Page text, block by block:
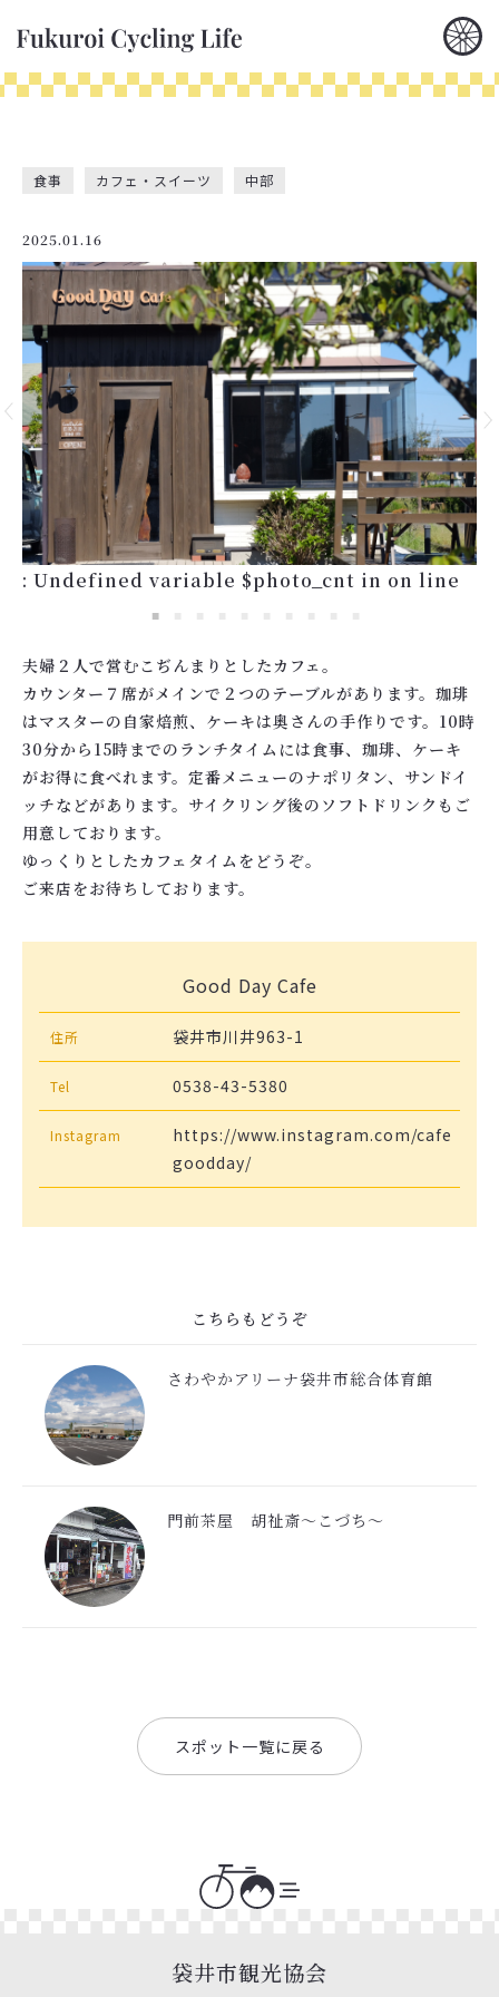
食事 カフェ・スイーツ 中部
2025.01.16
: Undefined variable $photo_cnt in on line
夫婦２人で営むこぢんまりとしたカフェ。
カウンター７席がメインで２つのテーブルがあります。珈琲
はマスターの自家焙煎、ケーキは奥さんの手作りです。10時
30分から15時までのランチタイムには食事、珈琲、ケーキ
がお得に食べれます。定番メニューのナポリタン、サンドイ
ッチなどがあります。サイクリング後のソフトドリンクもご
用意しております。
ゆっくりとしたカフェタイムをどうぞ。
ご来店をお待ちしております。
Good Day Cafe
住所 袋井市川井963-1
Tel 0538-43-5380
Instagram
https://www.instagram.com/cafe
goodday/
こちらもどうぞ
さわやかアリーナ袋井市総合体育館
門前茶屋 胡祉斎〜こづち〜
スポット一覧に戻る
袋井市観光協会